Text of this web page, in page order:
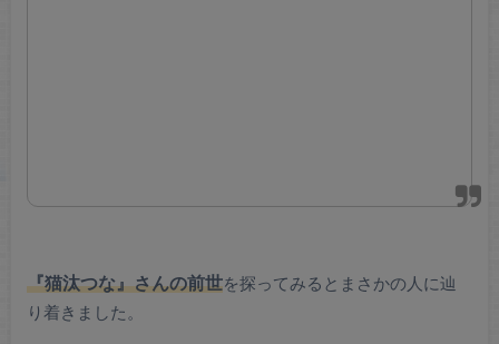
『猫汰つな』さんの前世を探ってみるとまさかの人に辿
り着きました。